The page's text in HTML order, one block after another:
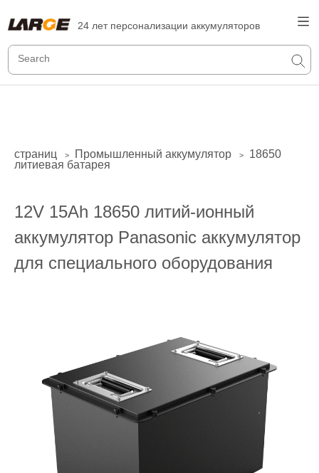
24 лет персонализации аккумуляторов
страниц > Промышленный аккумулятор >
18650
литиевая батарея
12V 15Ah 18650 литий-ионный
аккумулятор Panasonic аккумулятор
для специального оборудования